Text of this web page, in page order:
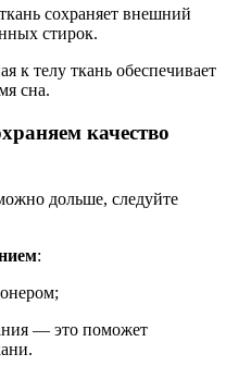
сохраняет внешний
стирок.
к телу ткань обеспечивает
сна.
качество
дольше, следуйте
:
— это поможет